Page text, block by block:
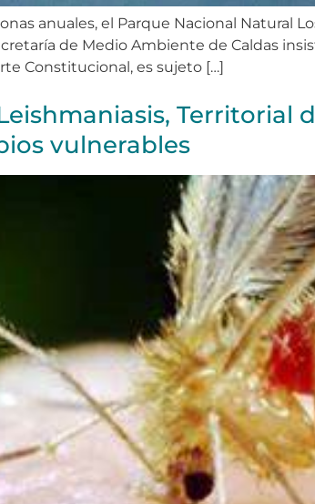
anuales, el Parque Nacional Natural
de Medio Ambiente de Caldas
Constitucional, es sujeto […]
Territorial
vulnerables